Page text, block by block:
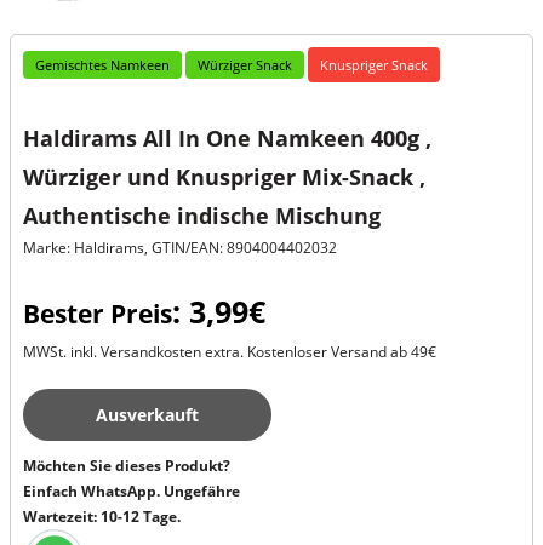
Gemischtes Namkeen Würziger Snack Knuspriger Snack
Haldirams All In One Namkeen 400g ,
Würziger und Knuspriger Mix-Snack ,
Authentische indische Mischung
Marke: Haldirams, GTIN/EAN: 8904004402032
Bester Preis: 3,99€
MWSt. inkl. Versandkosten extra. Kostenloser Versand ab 49€
Ausverkauft
Möchten Sie dieses Produkt?
Einfach WhatsApp. Ungefähre
Wartezeit: 10-12 Tage.